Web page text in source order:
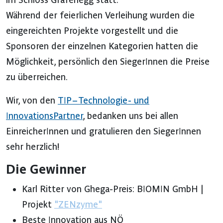
Während der feierlichen Verleihung wurden die
eingereichten Projekte vorgestellt und die
Sponsoren der einzelnen Kategorien hatten die
Möglichkeit, persönlich den SiegerInnen die Preise
zu überreichen.
Wir, von den TIP – Technologie- und
InnovationsPartner, bedanken uns bei allen
EinreicherInnen und gratulieren den SiegerInnen
sehr herzlich!
Die Gewinner
Karl Ritter von Ghega-Preis: BIOMIN GmbH |
Projekt "ZENzyme"
Beste Innovation aus NÖ